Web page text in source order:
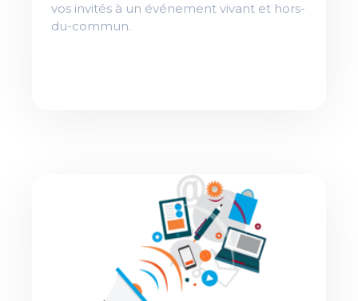
vos invités à un événement vivant et hors-
du-commun.